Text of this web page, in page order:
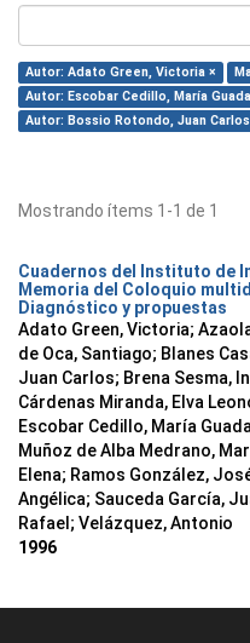
Autor: Adato Green, Victoria ×
Autor: Escobar Cedillo, María
Autor: Bossio Rotondo, Juan
Mostrando ítems 1-1 de 1
Cuadernos del Instituto de
Memoria del Coloquio
Diagnóstico y propuestas
Adato Green, Victoria;
de Oca, Santiago; Blanes
Juan Carlos; Brena Sesma,
Cárdenas Miranda, Elva
Escobar Cedillo, María
Muñoz de Alba Medrano,
Elena; Ramos González,
Angélica; Sauceda García,
Rafael; Velázquez, Antonio
1996